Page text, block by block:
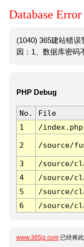
Database Error
(1040) 365建站错
因：1、数据库密码
PHP Debug
No. File
1
/index.php
2 /source/
3 /source/
4
/source/
5
/source/
6
/source/
www.365jz.com 已经将